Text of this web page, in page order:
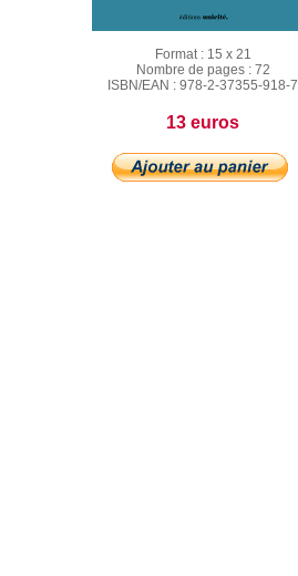
Format : 15 x 21
Nombre de pages : 72
ISBN/EAN : 978-2-37355-918-7
13 euros